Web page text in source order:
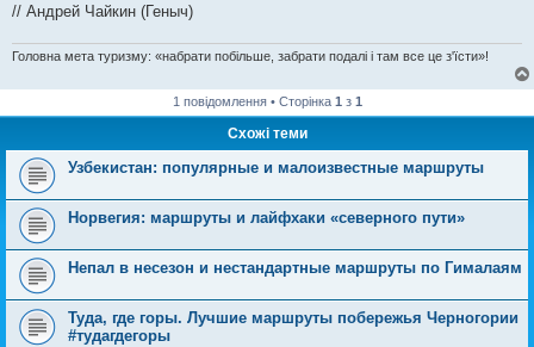
// Андрей Чайкин (Геныч)
Головна мета туризму: «набрати побільше, забрати подалі і там все це з'їсти»!
1 повідомлення • Сторінка 1 з 1
Схожі теми
Узбекистан: популярные и малоизвестные маршруты
Норвегия: маршруты и лайфхаки «северного пути»
Непал в несезон и нестандартные маршруты по Гималаям
Туда, где горы. Лучшие маршруты побережья Черногории
#тудагдегоры